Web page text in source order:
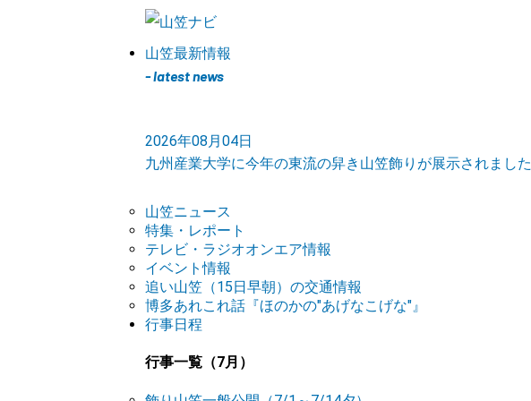
山笠最新情報
- latest news
2026年08月04日
九州産業大学に今年の東流の舁き山笠飾りが展示されました
山笠ニュース
特集・レポート
テレビ・ラジオオンエア情報
イベント情報
追い山笠（15日早朝）の交通情報
博多あれこれ話『ほのかの"あげなこげな"』
行事日程
行事一覧（7月）